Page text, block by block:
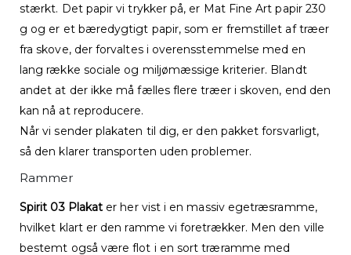
stærkt. Det papir vi trykker på, er Mat Fine Art papir 230
g og er et bæredygtigt papir, som er fremstillet af træer
fra skove, der forvaltes i overensstemmelse med en
lang række sociale og miljømæssige kriterier. Blandt
andet at der ikke må fælles flere træer i skoven, end den
kan nå at reproducere.
Når vi sender plakaten til dig, er den pakket forsvarligt,
så den klarer transporten uden problemer.
Rammer
Spirit 03 Plakat er her vist i en massiv egetræsramme,
hvilket klart er den ramme vi foretrækker. Men den ville
bestemt også være flot i en sort træramme med